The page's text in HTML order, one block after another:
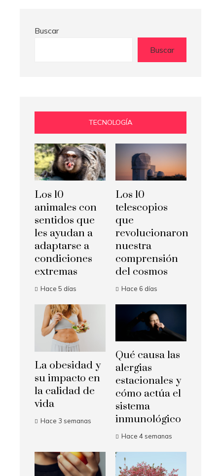
Buscar
Buscar
TECNOLOGÍA
Los 10
animales con
sentidos que
les ayudan a
adaptarse a
condiciones
extremas
Hace 5 días
Los 10
telescopios
que
revolucionaron
nuestra
comprensión
del cosmos
Hace 6 días
La obesidad y
su impacto en
la calidad de
vida
Hace 3 semanas
Qué causa las
alergias
estacionales y
cómo actúa el
sistema
inmunológico
Hace 4 semanas